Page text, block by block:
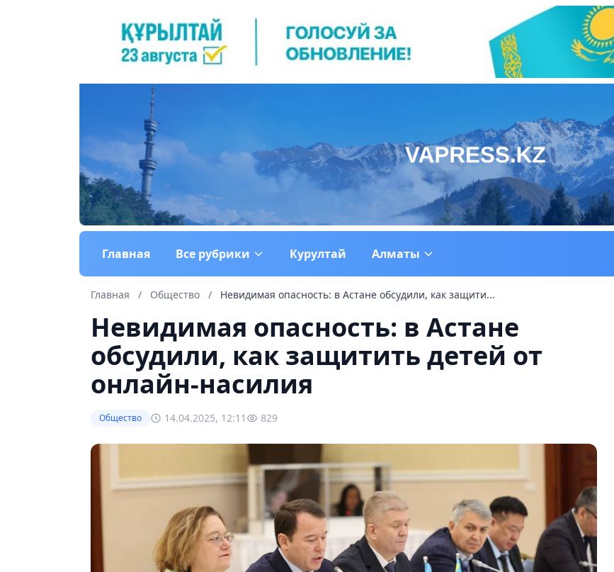
Главная Все рубрики Курултай Алматы
Главная / Общество / Невидимая опасность: в Астане обсудили, как защити...
Невидимая опасность: в Астане
обсудили, как защитить детей от
онлайн-насилия
Общество 14.04.2025, 12:11 829